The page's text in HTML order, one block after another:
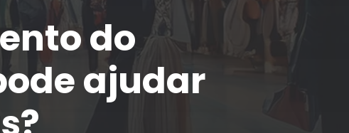
do
ajudar